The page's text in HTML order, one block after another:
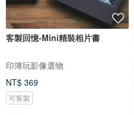
客製回憶-Mini精裝相片書
印簿玩影像選物
NT$ 369
可客製